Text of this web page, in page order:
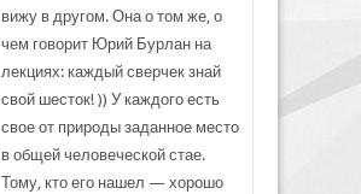
вижу в другом. Она о том же, о
чем говорит Юрий Бурлан на
лекциях: каждый сверчек знай
свой шесток! )) У каждого есть
свое от природы заданное место
в общей человеческой стае.
Тому, кто его нашел — хорошо